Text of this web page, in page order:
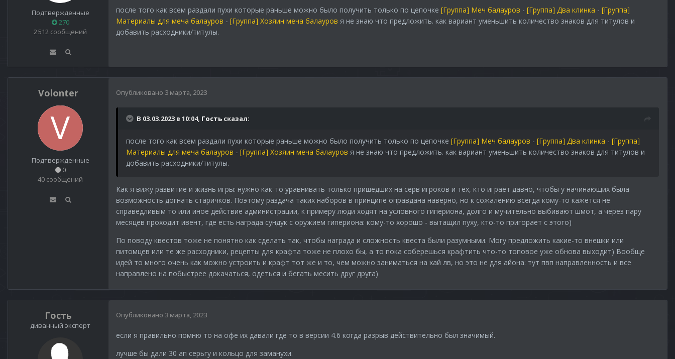
Подтвержденные
270
2 512 сообщений
после того как всем раздали пухи которые раньше можно было получить только по цепочке [Группа] Меч балауров - [Группа] Два клинка - [Группа]
Материалы для меча балауров - [Группа] Хозяин меча балауров я не знаю что предложить. как вариант уменьшить количество знаков для титулов и
добавить расходники/титулы.
Volonter
Подтвержденные
0
40 сообщений
Опубликовано 3 марта, 2023
В 03.03.2023 в 10:04, Гость сказал:
после того как всем раздали пухи которые раньше можно было получить только по цепочке [Группа] Меч балауров - [Группа] Два клинка - [Группа]
Материалы для меча балауров - [Группа] Хозяин меча балауров я не знаю что предложить. как вариант уменьшить количество знаков для титулов и
добавить расходники/титулы.
Как я вижу развитие и жизнь игры: нужно как-то уравнивать только пришедших на серв игроков и тех, кто играет давно, чтобы у начинающих была
возможность догнать старичков. Поэтому раздача таких наборов в принципе оправдана наверно, но к сожалению всегда кому-то кажется не
справедливым то или иное действие администрации, к примеру люди ходят на условного гипериона, долго и мучительно выбивают шмот, а через пару
месяцев проходит ивент, где есть награда сундук с оружием гипериона: кому-то хорошо - вытащил пуху, кто-то пригорает с этого)
По поводу квестов тоже не понятно как сделать так, чтобы награда и сложность квеста были разумными. Могу предложить какие-то внешки или
питомцев или те же расходники, рецепты для крафта тоже не плохо бы, а то пока соберешься крафтить что-то топовое уже обнова выходит) Вообще
идей то много очень как можно устроить и крафт тот же и то, чем можно заниматься на хай лв, но это не для айона: тут пвп направленность и все
направлено на побыстрее докачаться, одеться и бегать месить друг друга)
Гость
диванный эксперт
Опубликовано 3 марта, 2023
если я правильно помню то на офе их давали где то в версии 4.6 когда разрыв действительно был значимый.
лучше бы дали 30 ап серьгу и кольцо для заманухи.